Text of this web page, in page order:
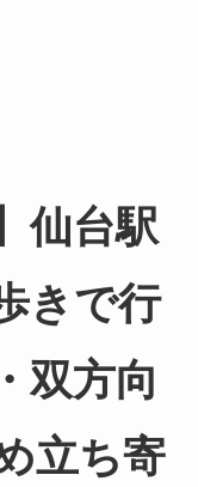
仙台駅
きで行
双方向
立ち寄